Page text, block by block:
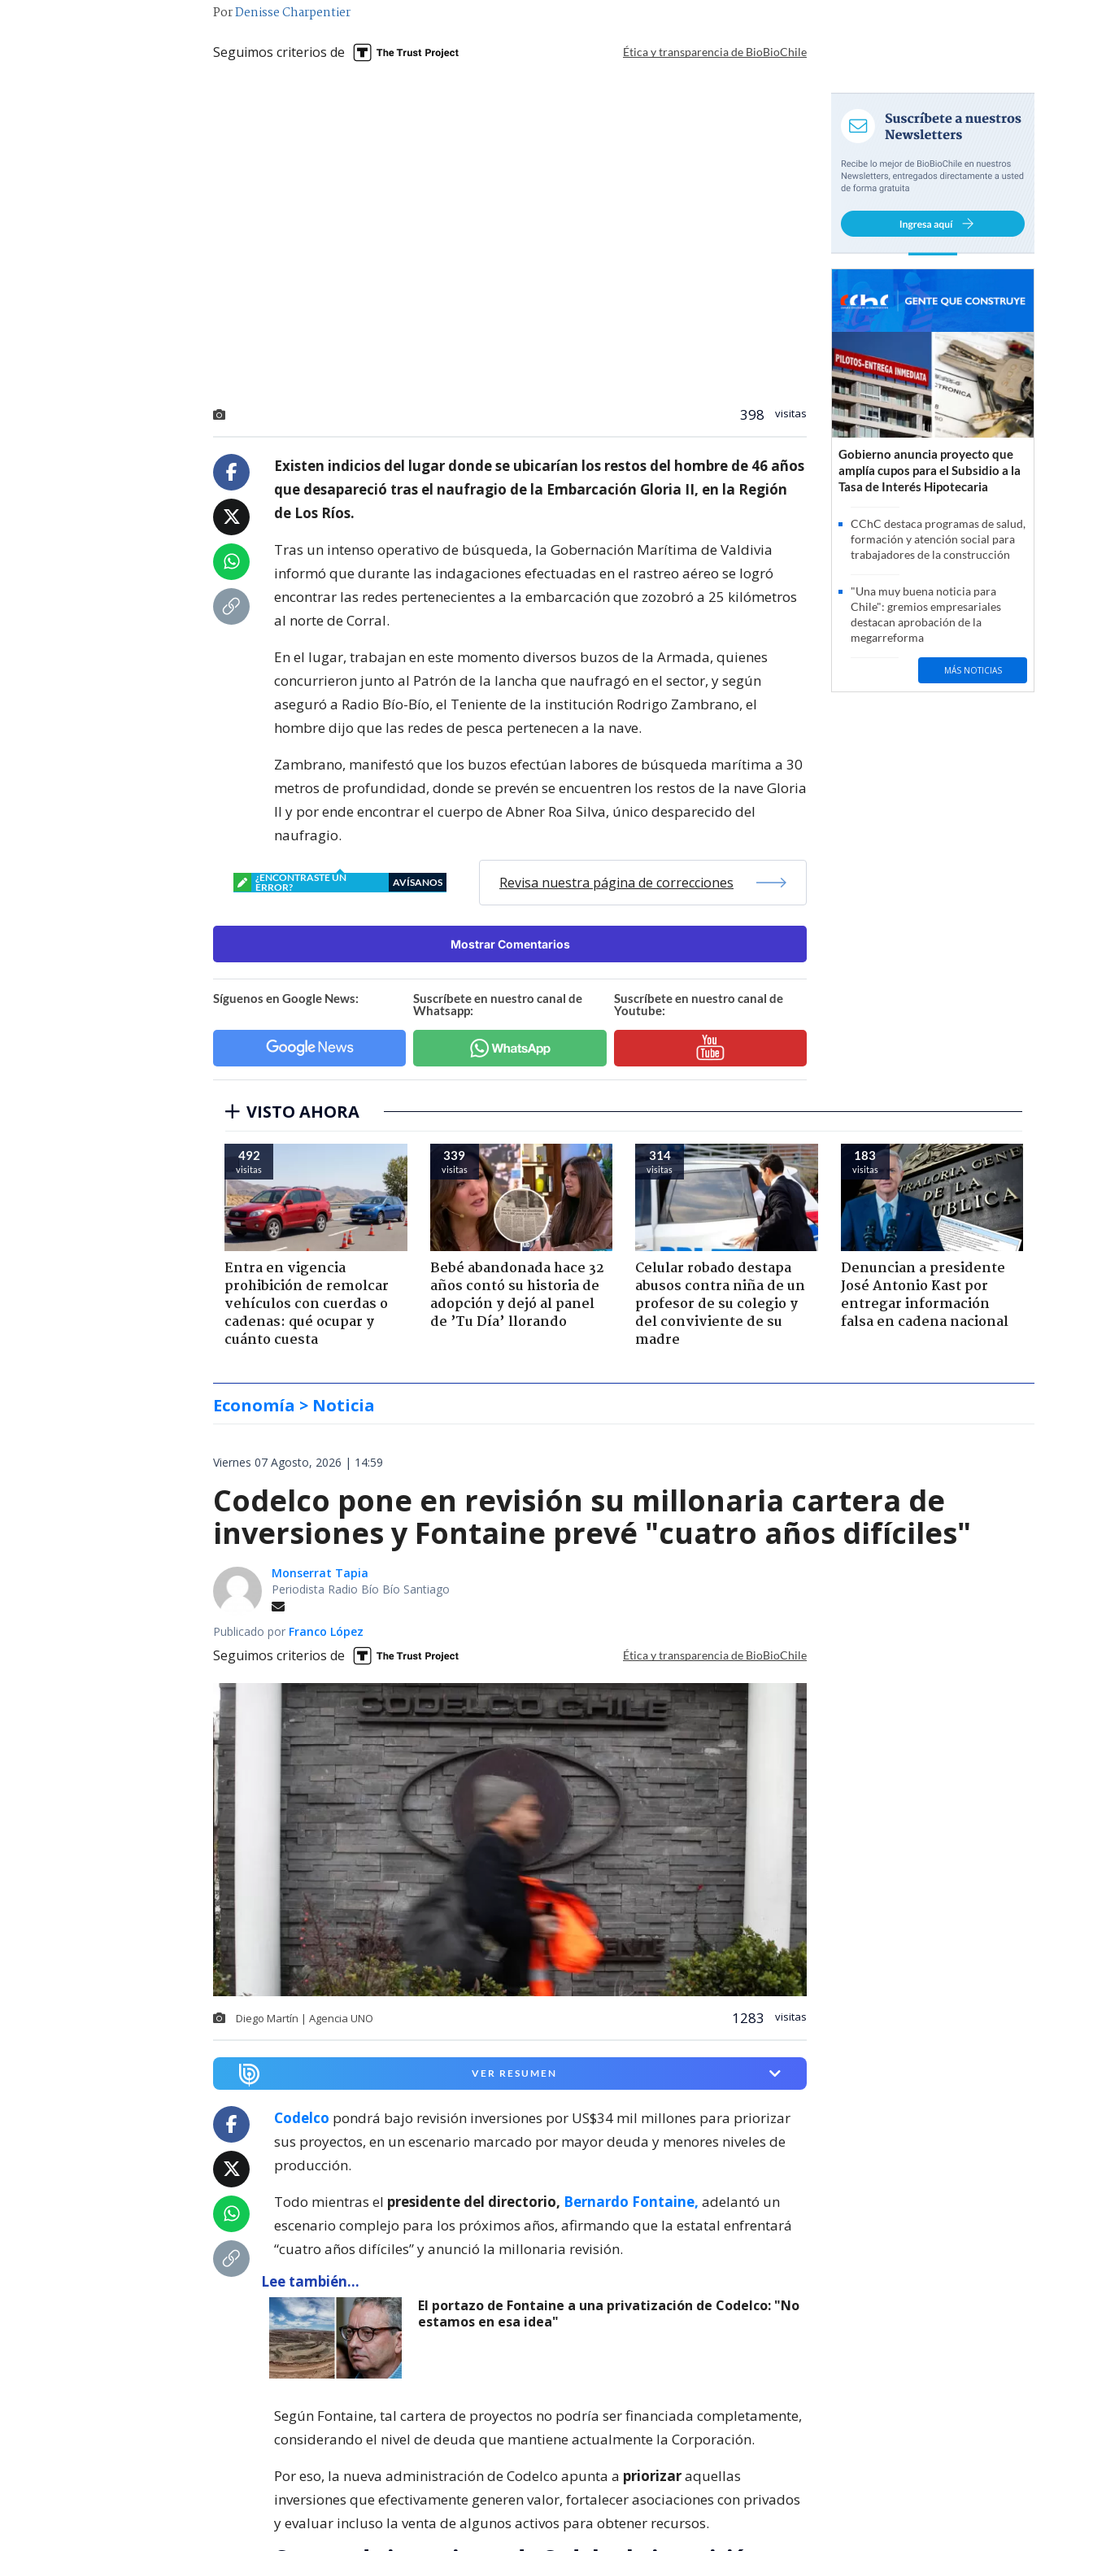
PorDenisse Charpentier
Seguimos criterios de Ética y transparencia de BioBioChile
398 visitas
Existen indicios del lugar donde se ubicarían los restos del hombre de 46 años
que desapareció tras el naufragio de la Embarcación Gloria II, en la Región
de Los Ríos.
Tras un intenso operativo de búsqueda, la Gobernación Marítima de Valdivia
informó que durante las indagaciones efectuadas en el rastreo aéreo se logró
encontrar las redes pertenecientes a la embarcación que zozobró a 25 kilómetros
al norte de Corral.
En el lugar, trabajan en este momento diversos buzos de la Armada, quienes
concurrieron junto al Patrón de la lancha que naufragó en el sector, y según
aseguró a Radio Bío-Bío, el Teniente de la institución Rodrigo Zambrano, el
hombre dijo que las redes de pesca pertenecen a la nave.
Zambrano, manifestó que los buzos efectúan labores de búsqueda marítima a 30
metros de profundidad, donde se prevén se encuentren los restos de la nave Gloria
II y por ende encontrar el cuerpo de Abner Roa Silva, único desparecido del
naufragio.
¿ENCONTRASTE UN
ERROR?
AVÍSANOS Revisa nuestra página de correcciones
Mostrar Comentarios
Síguenos en Google News:
Suscríbete en nuestro canal de
Whatsapp:
Suscríbete en nuestro canal de
Youtube:
Gobierno anuncia proyecto que
amplía cupos para el Subsidio a la
Tasa de Interés Hipotecaria
CChC destaca programas de salud,
formación y atención social para
trabajadores de la construcción
"Una muy buena noticia para
Chile": gremios empresariales
destacan aprobación de la
megarreforma
MÁS NOTICIAS
VISTO AHORA
492
visitas
Entra en vigencia
prohibición de remolcar
vehículos con cuerdas o
cadenas: qué ocupar y
cuánto cuesta
339
visitas
Bebé abandonada hace 32
años contó su historia de
adopción y dejó al panel
de ’Tu Día’ llorando
314
visitas
Celular robado destapa
abusos contra niña de un
profesor de su colegio y
del conviviente de su
madre
183
visitas
Denuncian a presidente
José Antonio Kast por
entregar información
falsa en cadena nacional
Economía > Noticia
Viernes 07 Agosto, 2026 | 14:59
Codelco pone en revisión su millonaria cartera de
inversiones y Fontaine prevé "cuatro años difíciles"
Monserrat Tapia
Periodista Radio Bío Bío Santiago
Publicado por Franco López
Seguimos criterios de Ética y transparencia de BioBioChile
Diego Martín | Agencia UNO 1283 visitas
VER RESUMEN
Codelco pondrá bajo revisión inversiones por US$34 mil millones para priorizar
sus proyectos, en un escenario marcado por mayor deuda y menores niveles de
producción.
Todo mientras el presidente del directorio, Bernardo Fontaine, adelantó un
escenario complejo para los próximos años, afirmando que la estatal enfrentará
“cuatro años difíciles” y anunció la millonaria revisión.
Lee también...
El portazo de Fontaine a una privatización de Codelco: "No
estamos en esa idea"
Según Fontaine, tal cartera de proyectos no podría ser financiada completamente,
considerando el nivel de deuda que mantiene actualmente la Corporación.
Por eso, la nueva administración de Codelco apunta a priorizaraquellas
inversiones que efectivamente generen valor, fortalecer asociaciones con privados
y evaluar incluso la venta de algunos activos para obtener recursos.